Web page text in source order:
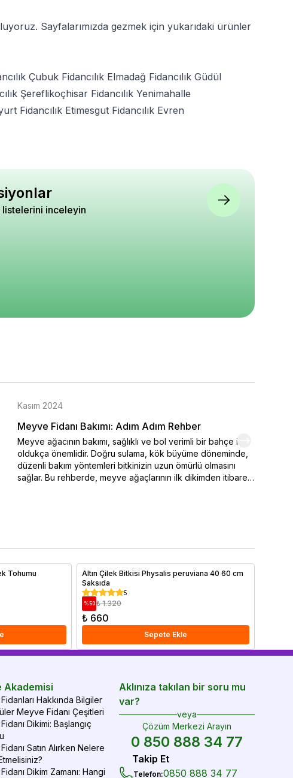
Sayfalarımızda gezmek için yukarıdaki ürünler
Çubuk Fidancılık Elmadağ Fidancılık Güdül
Şereflikoçhisar Fidancılık Yenimahalle
Fidancılık Etimesgut Fidancılık Evren
inceleyin
Kasım 2024
Meyve Fidanı Bakımı: Adım Adım Rehber
Meyve ağacının bakımı, sağlıklı ve bol verimli bir bahçe için
oldukça önemlidir. Doğru sulama, kök büyüme döneminde,
düzenli bakım yöntemleri bitkinizin uzun ömürlü olmasını
sağlar. Bu rehberde, meyve ağaçlarının ilk dikimden itibaren
almak için ipuçlarımızı hemen bitiriyoruz!
Tohumu
Altın Çilek Bitkisi Physalis peruviana 40 60 cm
Saksıda
5
% 50 ₺ 1.320
₺ 660
Sepete Ekle
Akademisi
Hakkında Bilgiler
Meyve Fidanı Çeşitleri
Dikimi: Başlangıç
Satın Alırken Nelere
Dikim Zamanı: Hangi
Aklınıza takılan bir soru mu
var?
veya
Çözüm Merkezi Arayın
0 850 888 34 77
Takip Et
Telefon:0850 888 34 77